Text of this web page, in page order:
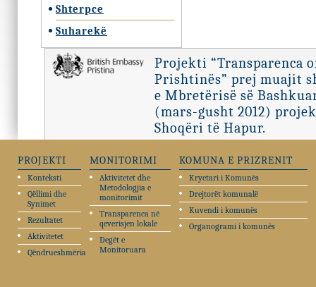
Shterpce
Suharekë
Projekti “Transparenca
Prishtinës” prej muajit
e Mbretërisë së
(mars-gusht 2012)
Shoqëri të Hapur.
PROJEKTI
Konteksti
Qëllimi dhe
Synimet
Rezultatet
Aktivitetet
Qëndrueshmëria
MONITORIMI
Aktivitetet dhe
Metodologjia e
monitorimit
Transparenca në
qeverisjen lokale
Degët e
Monitoruara
KOMUNA E PRIZRENIT
Kryetari i Komunës
Drejtorët komunalë
Kuvendi i komunës
Organogrami i komunës